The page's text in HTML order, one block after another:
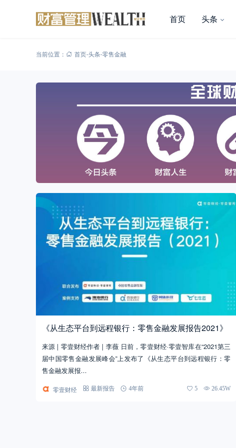
首页 头条
当前位置： 首页-头条-零售金融
《从生态平台到远程银行：零售金融发展报告2021》
来源 | 零壹财经作者 | 李薇 日前，零壹财经·零壹智库在“2021第三
届中国零售金融发展峰会”上发布了《从生态平台到远程银行：零
售金融发展报...
零壹财经 最新报告 4年前 5 26.45W